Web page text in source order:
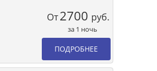
От2700 руб.
за 1 ночь
ПОДРОБНЕЕ